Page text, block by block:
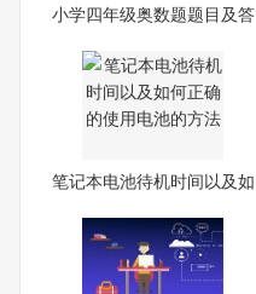
小学四年级奥数题题目及答
笔记本电池待机时间以及如